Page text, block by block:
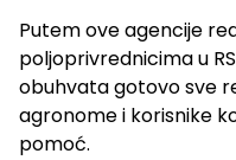
Putem ove agencije
poljoprivrednicima u
obuhvata gotovo sve
agronome i korisnike
pomoć.